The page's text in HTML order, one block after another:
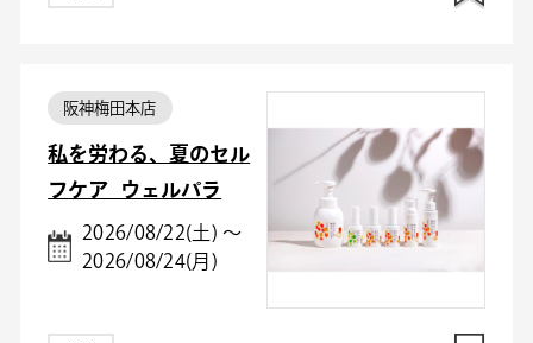
阪神梅田本店
私を労わる、夏のセル
フケア_ウェルパラ
2026/08/22(土) ～
2026/08/24(月)